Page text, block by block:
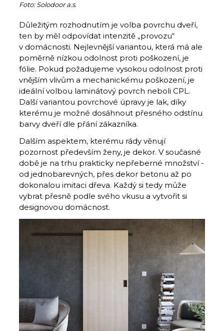
Foto: Solodoor a.s.
Důležitým rozhodnutím je volba povrchu dveří,
ten by měl odpovídat intenzitě „provozu“
v domácnosti. Nejlevnější variantou, která má ale
poměrně nízkou odolnost proti poškození, je
fólie. Pokud požadujeme vysokou odolnost proti
vnějším vlivům a mechanickému poškození, je
ideální volbou laminátový povrch neboli CPL.
Další variantou povrchové úpravy je lak, díky
kterému je možné dosáhnout přesného odstínu
barvy dveří dle přání zákazníka.
Dalším aspektem, kterému rády věnují
pozornost především ženy, je dekor. V současné
době je na trhu prakticky nepřeberné množství -
od jednobarevných, přes dekor betonu až po
dokonalou imitaci dřeva. Každý si tedy může
vybrat přesně podle svého vkusu a vytvořit si
designovou domácnost.